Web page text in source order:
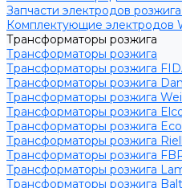
Запчасти электродов
Комплектующие электродов
Трансформаторы розжига
Трансформаторы розжига
Трансформаторы розжига
Трансформаторы розжига
Трансформаторы розжига
Трансформаторы розжига
Трансформаторы розжига
Трансформаторы розжига
Трансформаторы розжига
Трансформаторы розжига
Трансформаторы розжига